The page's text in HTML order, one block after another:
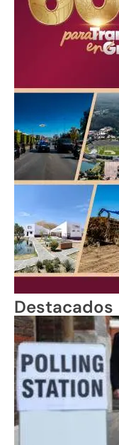
Destacados